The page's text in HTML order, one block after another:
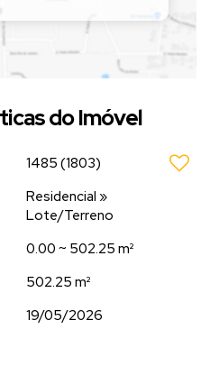
informações e agende
do Imóvel
1485 (1803)
Residencial »
Lote/Terreno
0.00 ~ 502.25 m²
502.25 m²
19/05/2026